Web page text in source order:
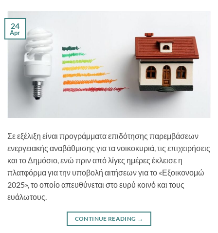
24
Apr
Σε εξέλιξη είναι προγράμματα επιδότησης παρεμβάσεων
ενεργειακής αναβάθμισης για τα νοικοκυριά, τις επιχειρήσεις
και το Δημόσιο, ενώ πριν από λίγες ημέρες έκλεισε η
πλατφόρμα για την υποβολή αιτήσεων για το «Εξοικονομώ
2025», το οποίο απευθύνεται στο ευρύ κοινό και τους
ευάλωτους.
CONTINUE READING →